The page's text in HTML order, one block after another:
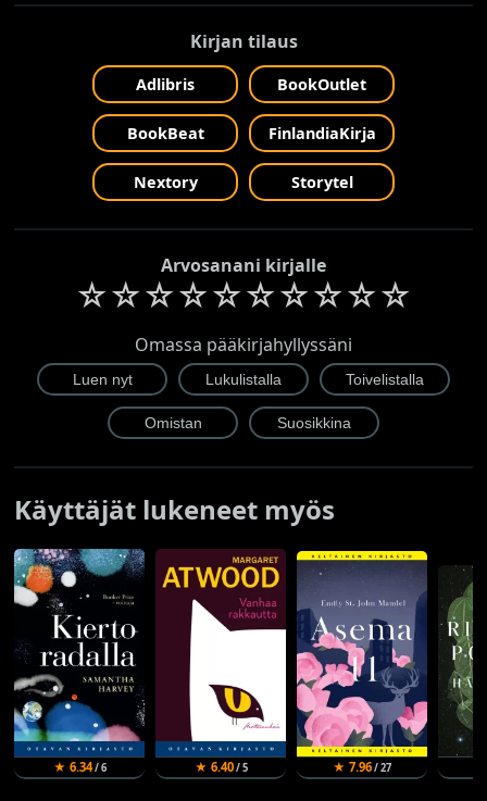
Kirjan tilaus
Adlibris BookOutlet
BookBeat FinlandiaKirja
Nextory Storytel
Arvosanani kirjalle
☆☆☆☆☆☆☆☆☆☆
Omassa pääkirjahyllyssäni
Käyttäjät lukeneet myös
★ 6.34/ 6 ★ 6.40/ 5 ★ 7.96/ 27